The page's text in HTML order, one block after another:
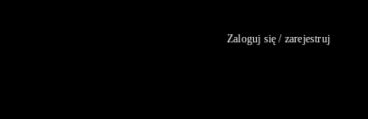
Zaloguj się / zarejestruj